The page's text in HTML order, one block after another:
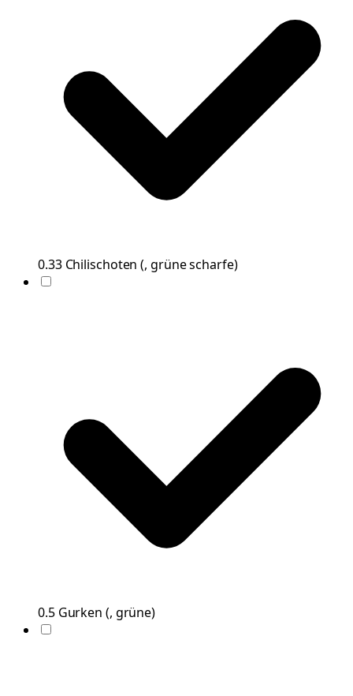
0.33 Chilischoten (, grüne scharfe)
0.5 Gurken (, grüne)